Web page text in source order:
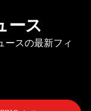
ース
ースの最新フィ